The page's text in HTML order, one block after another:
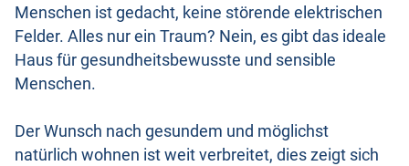
Menschen ist gedacht, keine störende elektrischen
Felder. Alles nur ein Traum? Nein, es gibt das ideale
Haus für gesundheitsbewusste und sensible
Menschen.
Der Wunsch nach gesundem und möglichst
natürlich wohnen ist weit verbreitet, dies zeigt sich